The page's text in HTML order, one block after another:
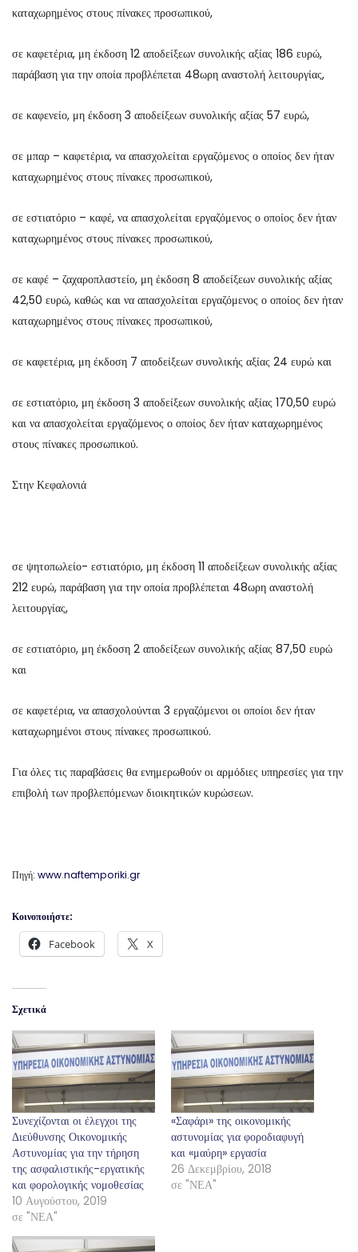
καταχωρημένος στους πίνακες προσωπικού,
σε καφετέρια, μη έκδοση 12 αποδείξεων συνολικής αξίας 186 ευρώ,
παράβαση για την οποία προβλέπεται 48ωρη αναστολή λειτουργίας,
σε καφενείο, μη έκδοση 3 αποδείξεων συνολικής αξίας 57 ευρώ,
σε μπαρ – καφετέρια, να απασχολείται εργαζόμενος ο οποίος δεν ήταν
καταχωρημένος στους πίνακες προσωπικού,
σε εστιατόριο – καφέ, να απασχολείται εργαζόμενος ο οποίος δεν ήταν
καταχωρημένος στους πίνακες προσωπικού,
σε καφέ – ζαχαροπλαστείο, μη έκδοση 8 αποδείξεων συνολικής αξίας
42,50 ευρώ, καθώς και να απασχολείται εργαζόμενος ο οποίος δεν ήταν
καταχωρημένος στους πίνακες προσωπικού,
σε καφετέρια, μη έκδοση 7 αποδείξεων συνολικής αξίας 24 ευρώ και
σε εστιατόριο, μη έκδοση 3 αποδείξεων συνολικής αξίας 170,50 ευρώ
και να απασχολείται εργαζόμενος ο οποίος δεν ήταν καταχωρημένος
στους πίνακες προσωπικού.
Στην Κεφαλονιά
σε ψητοπωλείο- εστιατόριο, μη έκδοση 11 αποδείξεων συνολικής αξίας
212 ευρώ, παράβαση για την οποία προβλέπεται 48ωρη αναστολή
λειτουργίας,
σε εστιατόριο, μη έκδοση 2 αποδείξεων συνολικής αξίας 87,50 ευρώ
και
σε καφετέρια, να απασχολούνται 3 εργαζόμενοι οι οποίοι δεν ήταν
καταχωρημένοι στους πίνακες προσωπικού.
Για όλες τις παραβάσεις θα ενημερωθούν οι αρμόδιες υπηρεσίες για την
επιβολή των προβλεπόμενων διοικητικών κυρώσεων.
Πηγή: www.naftemporiki.gr
Κοινοποιήστε:
Facebook X
Σχετικά
Συνεχίζονται οι έλεγχοι της
Διεύθυνσης Οικονομικής
Αστυνομίας για την τήρηση
της ασφαλιστικής-εργατικής
και φορολογικής νομοθεσίας
10 Αυγούστου, 2019
σε "ΝΕΑ"
«Σαφάρι» της οικονομικής
αστυνομίας για φοροδιαφυγή
και «μαύρη» εργασία
26 Δεκεμβρίου, 2018
σε "ΝΕΑ"